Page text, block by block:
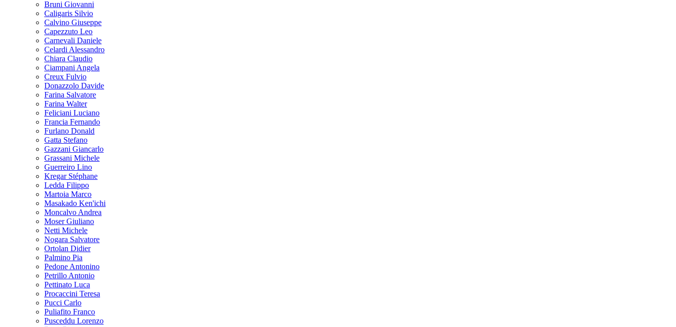
Bruni Giovanni
Caligaris Silvio
Calvino Giuseppe
Capezzuto Leo
Carnevali Daniele
Celardi Alessandro
Chiara Claudio
Ciampani Angela
Creux Fulvio
Donazzolo Davide
Farina Salvatore
Farina Walter
Feliciani Luciano
Francia Fernando
Furlano Donald
Gatta Stefano
Gazzani Giancarlo
Grassani Michele
Guerreiro Lino
Kregar Stéphane
Ledda Filippo
Martoia Marco
Masakado Ken'ichi
Moncalvo Andrea
Moser Giuliano
Netti Michele
Nogara Salvatore
Ortolan Didier
Palmino Pia
Pedone Antonino
Petrillo Antonio
Pettinato Luca
Procaccini Teresa
Pucci Carlo
Puliafito Franco
Pusceddu Lorenzo